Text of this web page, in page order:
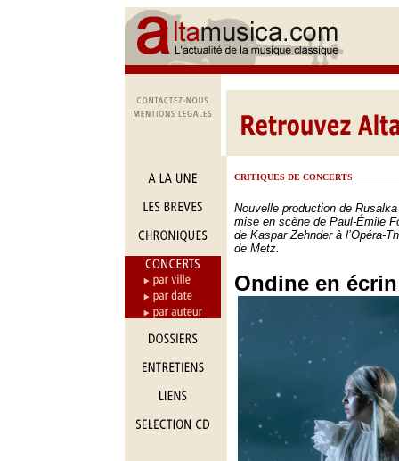
CRITIQUES DE CONCERTS
Nouvelle production de
mise en scène de Paul-Émile
de Kaspar Zehnder à l’Opéra-
de Metz.
Ondine en